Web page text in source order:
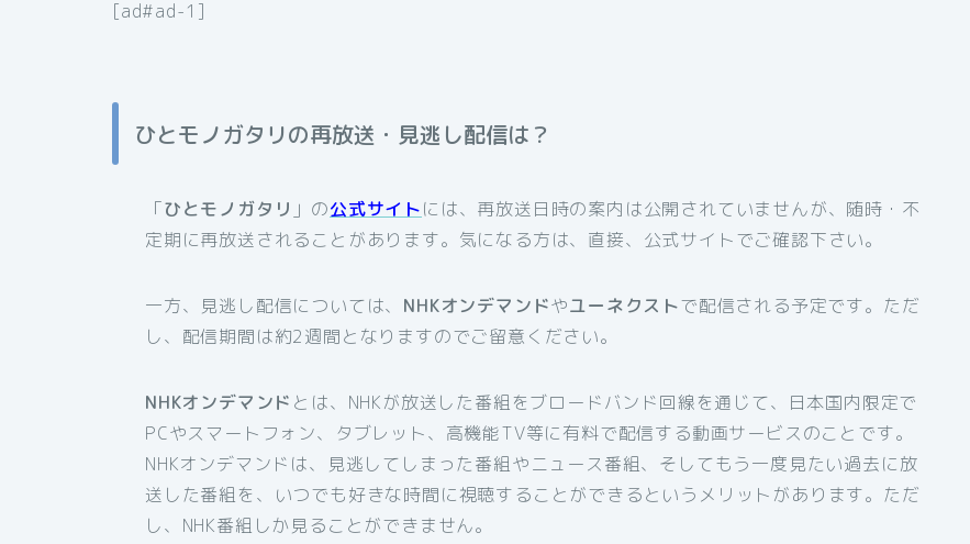
[ad#ad-1]
ひとモノガタリの再放送・見逃し配信は？
「ひとモノガタリ 」の公式サイトには、再放送日時の案内は公開されていませんが、随時・不
定期に再放送されることがあります。気になる方は、直接、公式サイトでご確認下さい。
一方、見逃し配信については、 NHKオンデマンドやユーネクストで配信される予定です。ただ
し、配信期間は約2週間となりますのでご留意ください。
NHKオンデマンド とは、NHKが放送した番組をブロードバンド回線を通じて、日本国内限定で
PCやスマートフォン、タブレット、高機能TV等に有料で配信する動画サービスのことです。
NHKオンデマンドは、見逃してしまった番組やニュース番組、そしてもう一度見たい過去に放
送した番組を、いつでも好きな時間に視聴することができるというメリットがあります。ただ
し、NHK番組しか見ることができません。